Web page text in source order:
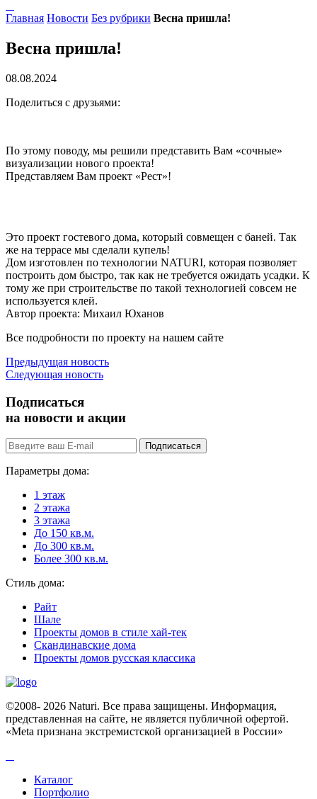
Главная Новости Без рубрики Весна пришла!
Весна пришла!
08.08.2024
Поделиться с друзьями:
По этому поводу, мы решили представить Вам «сочные»
визуализации нового проекта!
Представляем Вам проект «Рест»!
Это проект гостевого дома, который совмещен с баней. Так
же на террасе мы сделали купель!
Дом изготовлен по технологии NATURI, которая позволяет
построить дом быстро, так как не требуется ожидать усадки. К
тому же при строительстве по такой технологией совсем не
используется клей.
Автор проекта: Михаил Юханов
Все подробности по проекту на нашем сайте
Предыдущая новость
Следующая новость
Подписаться
на новости и акции
Подписаться
Параметры дома:
1 этаж
2 этажа
3 этажа
До 150 кв.м.
До 300 кв.м.
Более 300 кв.м.
Стиль дома:
Райт
Шале
Проекты домов в стиле хай-тек
Скандинавские дома
Проекты домов русская классика
©2008- 2026 Naturi. Все права защищены. Информация,
представленная на сайте, не является публичной офертой.
«Meta признана экстремистcкой организацией в России»
Каталог
Портфолио